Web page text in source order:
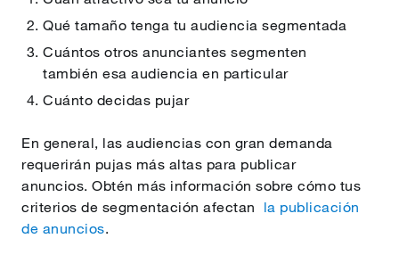
Qué tamaño tenga tu audiencia segmentada
Cuántos otros anunciantes segmenten
también esa audiencia en particular
Cuánto decidas pujar
En general, las audiencias con gran demanda
requerirán pujas más altas para publicar
anuncios. Obtén más información sobre cómo tus
criterios de segmentación afectan la publicación
de anuncios.